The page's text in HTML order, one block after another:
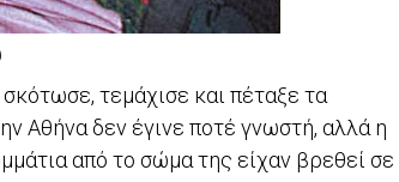
τεμάχισε και πέταξε τα
Αθήνα δεν έγινε ποτέ γνωστή, αλλά η
από το σώμα της είχαν βρεθεί σε